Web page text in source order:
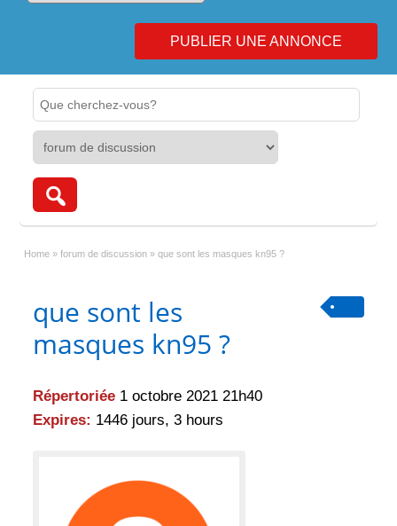
PUBLIER UNE ANNONCE
Home » forum de discussion » que sont les masques kn95 ?
que sont les
masques kn95 ?
Répertoriée 1 octobre 2021 21h40
Expires: 1446 jours, 3 hours